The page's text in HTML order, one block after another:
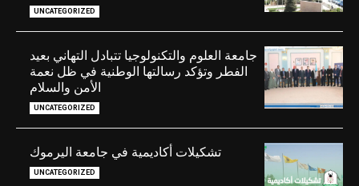
UNCATEGORIZED
جامعة العلوم والتكنولوجيا تتبادل التهاني بعيد
الفطر وتؤكد رسالتها الوطنية في ظل نعمة
الأمن والسلام
UNCATEGORIZED
تشكيلات أكاديمية في جامعة اليرموك
UNCATEGORIZED